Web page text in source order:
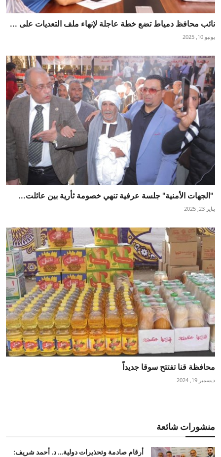
نائب محافظ دمياط تضع خطة عاجلة لإنهاء ملف التعديات على ...
يونيو 10, 2025
"الجهات الأمنية" جلسة عرفية تنهي خصومة ثأرية بين عائلت...
يناير 23, 2025
محافظة قنا تفتتح سوقا جديداً
ديسمبر 19, 2024
منشورات شائعة
أرقام صادمة وتحذيرات دولية… د. أحمد شريف: